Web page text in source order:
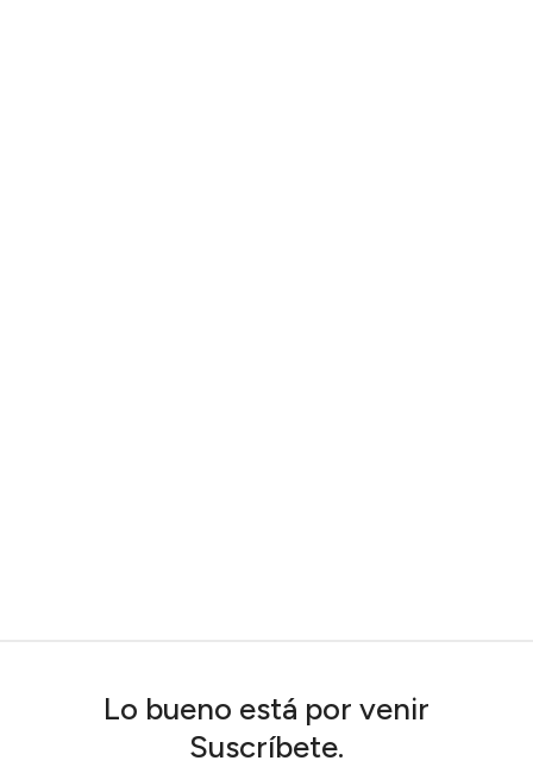
Lo bueno está por venir
Suscríbete.